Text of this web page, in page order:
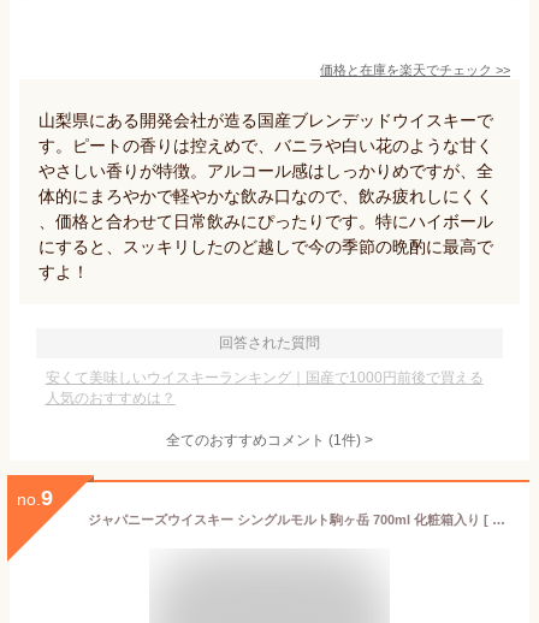
価格と在庫を楽天でチェック >>
山梨県にある開発会社が造る国産ブレンデッドウイスキーで
す。ピートの香りは控えめで、バニラや白い花のような甘く
やさしい香りが特徴。アルコール感はしっかりめですが、全
体的にまろやかで軽やかな飲み口なので、飲み疲れしにくく
、価格と合わせて日常飲みにぴったりです。特にハイボール
にすると、スッキリしたのど越しで今の季節の晩酌に最高で
すよ！
回答された質問
安くて美味しいウイスキーランキング｜国産で1000円前後で買える
人気のおすすめは？
全てのおすすめコメント (1件) >
no. 9
ジャパニーズウイスキー シングルモルト駒ヶ岳 700ml 化粧箱入り [ 2021 2022 2023 2024 エディション ] / お祝い ギフト 対応無料 本坊酒造 MARS シングルモルトウイスキー 国産ウイスキー 男性 プレゼント / 本坊酒造 公式通販